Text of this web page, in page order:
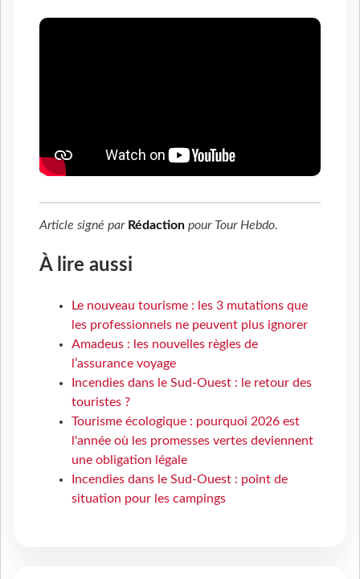
Article signé par Rédaction pour Tour Hebdo.
À lire aussi
Le nouveau tourisme : les 3 mutations que
les professionnels ne peuvent plus ignorer
Amadeus : les nouvelles règles de
l’assurance voyage
Incendies dans le Sud-Ouest : le retour des
touristes ?
Tourisme écologique : pourquoi 2026 est
l'année où les promesses vertes deviennent
une obligation légale
Incendies dans le Sud-Ouest : point de
situation pour les campings